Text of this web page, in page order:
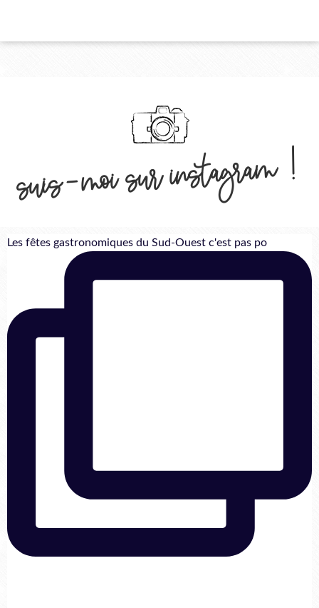
suis-moi sur instagram !
Les fêtes gastronomiques du Sud-Ouest c'est pas po